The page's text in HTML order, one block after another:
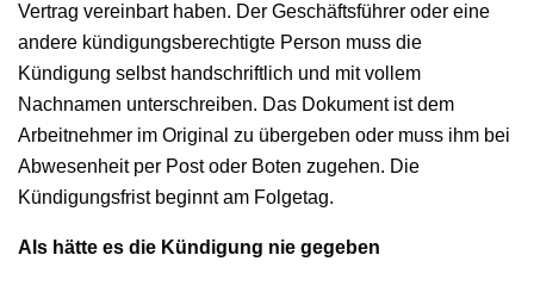
Vertrag vereinbart haben. Der Geschäftsführer oder eine
andere kündigungsberechtigte Person muss die
Kündigung selbst handschriftlich und mit vollem
Nachnamen unterschreiben. Das Dokument ist dem
Arbeitnehmer im Original zu übergeben oder muss ihm bei
Abwesenheit per Post oder Boten zugehen. Die
Kündigungsfrist beginnt am Folgetag.
Als hätte es die Kündigung nie gegeben